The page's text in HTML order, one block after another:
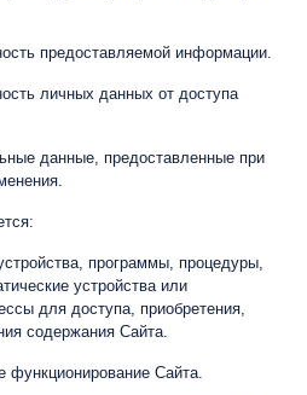
предоставляемой информации.
личных данных от доступа
данные, предоставленные при
программы, процедуры,
устройства или
для доступа, приобретения,
содержания Сайта.
Сайта.